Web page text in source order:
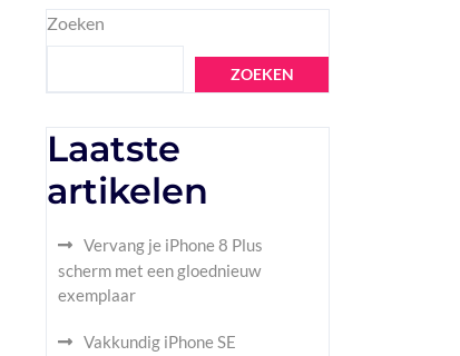
Zoeken
ZOEKEN
Laatste
artikelen
Vervang je iPhone 8 Plus
scherm met een gloednieuw
exemplaar
Vakkundig iPhone SE